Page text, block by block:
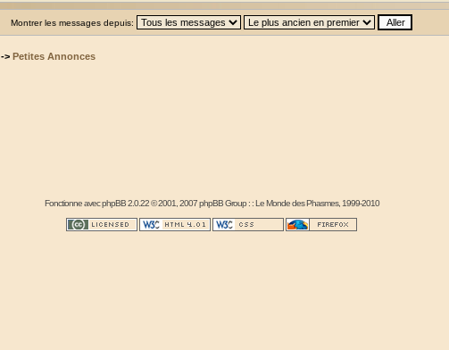
Montrer les messages depuis:
-> Petites Annonces
Fonctionne avecphpBB2.0.22 © 2001, 2007 phpBB Group : :Le Monde des Phasmes, 1999-2010